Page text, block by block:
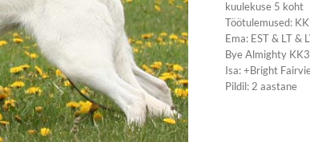
kuulekuse 5 koht
Töötulemused:
Ema: EST & LT &
Bye Almighty
Isa: +Bright
Pildil: 2 aastane